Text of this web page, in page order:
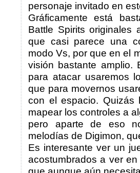
personaje invitado en
Gráficamente está
Battle Spirits originales
que casi parece una
modo Vs, por que en el
visión bastante amplio.
para atacar usaremos
que para movernos
con el espacio. Quizás
mapear los controles a
pero aparte de eso
melodías de Digimon,
Es interesante ver un
acostumbrados a ver